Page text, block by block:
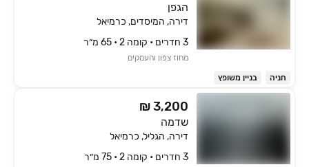
הגפן
דירה, המיסדים, כרמיאל
3 חדרים • קומה ‎2‏ • 65 מ״ר
מחוז צפון והעמקים
חניה בניין משופץ
₪ 3,200
שדמה
דירה, הגליל, כרמיאל
3 חדרים • קומה ‎2‏ • 75 מ״ר